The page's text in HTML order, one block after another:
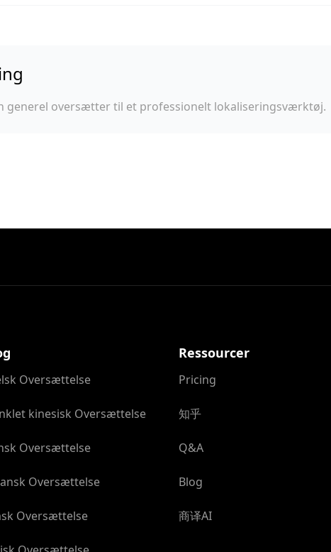
generel oversætter til et professionelt lokaliseringsværktøj.
Oversættelse
kinesisk Oversættelse
Oversættelse
Oversættelse
Oversættelse
Ressourcer
Pricing
知乎
Q&A
Blog
商译AI